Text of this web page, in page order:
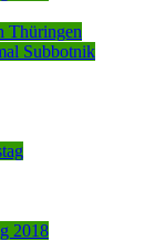
Thüringen
Subbotnik
2018